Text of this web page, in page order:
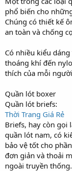
phổ biến cho
Chúng có thiết kế
an toàn và chống
Có nhiều kiểu
thoáng khí đến
thích của mỗi
Quần lót boxer
Quần lót briefs:
Thời Trang Giá Rẻ
Briefs, hay còn gọi
quần lót nam, có
bảo vệ tốt cho
đơn giản và thoải
ngoài truyền thống.